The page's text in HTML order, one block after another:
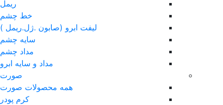
ریمل
خط چشم
لیفت ابرو (صابون .ژل.ریمل )
سایه چشم
مداد چشم
مداد و سایه ابرو
صورت
همه محصولات صورت
کرم پودر